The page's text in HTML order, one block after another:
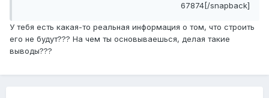
67874[/snapback]
У тебя есть какая-то реальная информация о том, что строить
его не будут??? На чем ты основываешься, делая такие
выводы???